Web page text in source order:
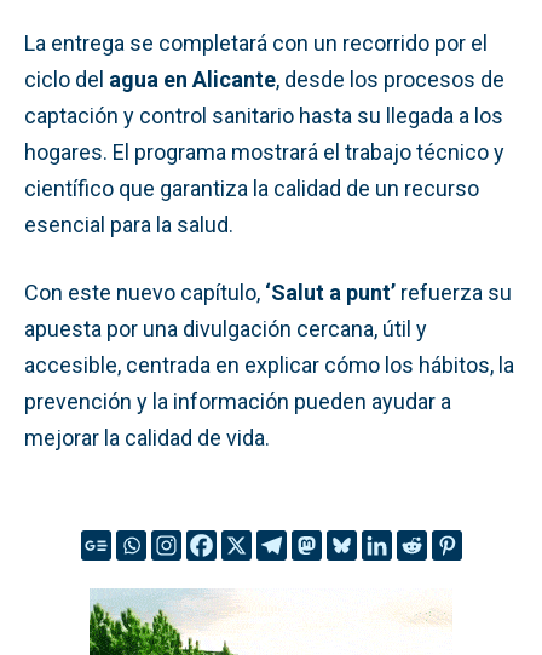
La entrega se completará con un recorrido por el
ciclo del agua en Alicante, desde los procesos de
captación y control sanitario hasta su llegada a los
hogares. El programa mostrará el trabajo técnico y
científico que garantiza la calidad de un recurso
esencial para la salud.
Con este nuevo capítulo, ‘Salut a punt’ refuerza su
apuesta por una divulgación cercana, útil y
accesible, centrada en explicar cómo los hábitos, la
prevención y la información pueden ayudar a
mejorar la calidad de vida.